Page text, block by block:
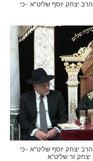
יצחק יוסף שליט"א -כי
יצחק יוסף שליט"א -כי
זר שליט"א